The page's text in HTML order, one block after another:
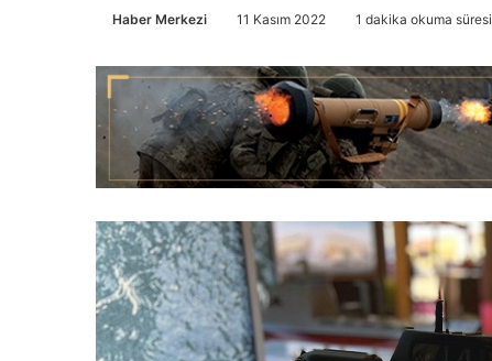
Haber Merkezi 11 Kasım 2022 1 dakika okuma süresi